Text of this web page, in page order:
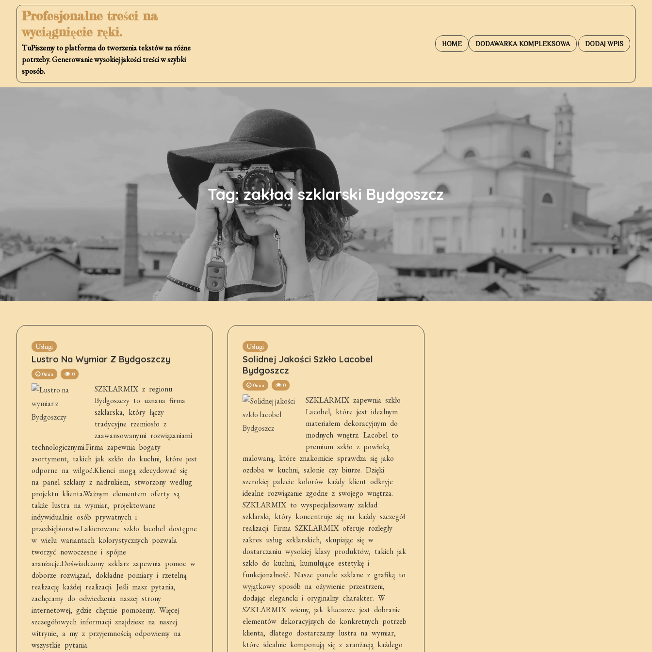
content
Profesjonalne treści na
wyciągnięcie ręki.
TuPiszemy to platforma do tworzenia tekstów na różne
potrzeby. Generowanie wysokiej jakości treści w szybki
sposób.
HOME DODAWARKA KOMPLEKSOWA DODAJ WPIS
Tag:zakład szklarski Bydgoszcz
Usługi
Lustro Na Wymiar Z Bydgoszczy
0min 0
SZKLARMIX z regionu
Bydgoszczy to uznana firma
szklarska, który łączy
tradycyjne rzemiosło z
zaawansowanymi rozwiązaniami
technologicznymi.Firma zapewnia bogaty
asortyment, takich jak szkło do kuchni, które jest
odporne na wilgoć.Klienci mogą zdecydować się
na panel szklany z nadrukiem, stworzony według
projektu klienta.Ważnym elementem oferty są
także lustra na wymiar, projektowane
indywidualnie osób prywatnych i
przedsiębiorstw.Lakierowane szkło lacobel dostępne
w wielu wariantach kolorystycznych pozwala
tworzyć nowoczesne i spójne
aranżacje.Doświadczony szklarz zapewnia pomoc w
doborze rozwiązań, dokładne pomiary i rzetelną
realizację każdej realizacji. Jeśli masz pytania,
zachęcamy do odwiedzenia naszej strony
internetowej, gdzie chętnie pomożemy. Więcej
szczegółowych informacji znajdziesz na naszej
witrynie, a my z przyjemnością odpowiemy na
wszystkie pytania.
Usługi
Solidnej Jakości Szkło Lacobel
Bydgoszcz
0min 0
SZKLARMIX zapewnia szkło
Lacobel, które jest idealnym
materiałem dekoracyjnym do
modnych wnętrz. Lacobel to
premium szkło z powłoką
malowaną, które znakomicie sprawdza się jako
ozdoba w kuchni, salonie czy biurze. Dzięki
szerokiej palecie kolorów każdy klient odkryje
idealne rozwiązanie zgodne z swojego wnętrza.
SZKLARMIX to wyspecjalizowany zakład
szklarski, który koncentruje się na każdy szczegół
realizacji. Firma SZKLARMIX oferuje rozległy
zakres usług szklarskich, skupiając się w
dostarczaniu wysokiej klasy produktów, takich jak
szkło do kuchni, kumulujące estetykę i
funkcjonalność. Nasze panele szklane z grafiką to
wyjątkowy sposób na ożywienie przestrzeni,
dodając elegancki i oryginalny charakter. W
SZKLARMIX wiemy, jak kluczowe jest dobranie
elementów dekoracyjnych do konkretnych potrzeb
klienta, dlatego dostarczamy lustra na wymiar,
które idealnie komponują się z aranżacją każdego